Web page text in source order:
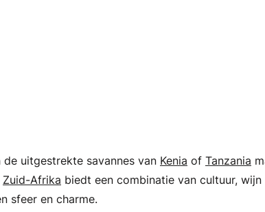
uitgestrekte savannes van Kenia of Tanzania
Zuid-Afrika biedt een combinatie van cultuur,
sfeer en charme.